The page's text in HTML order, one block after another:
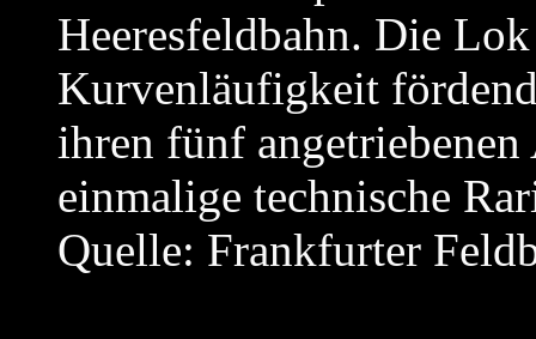
Heeresfeldbahn. Die
Kurvenläufigkeit
ihren fünf
einmalige technische
Quelle: Frankfurter